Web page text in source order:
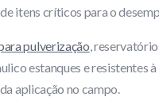
itens críticos para o
pulverização ,
estanques e resistentes
aplicação no campo.